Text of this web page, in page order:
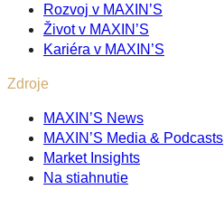
Rozvoj v MAXIN’S
Život v MAXIN’S
Kariéra v MAXIN’S
Zdroje
MAXIN’S News
MAXIN’S Media & Podcasts
Market Insights
Na stiahnutie